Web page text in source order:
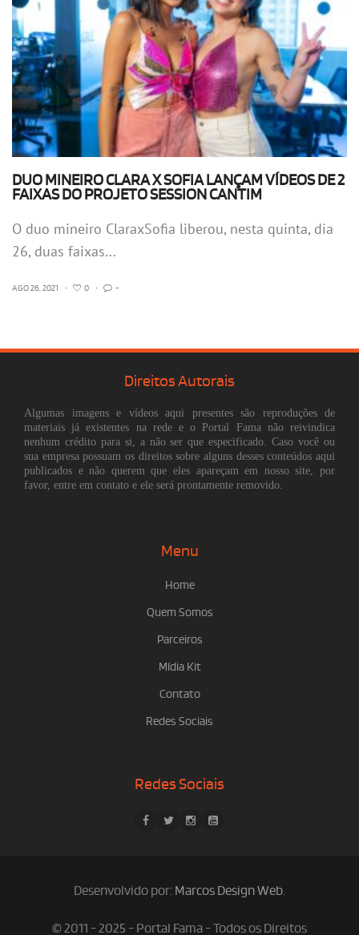
DUO MINEIRO CLARA X SOFIA LANÇAM VÍDEOS DE 2
FAIXAS DO PROJETO SESSION CANTIM
O duo mineiro ClaraxSofia liberou, nesta quinta, dia
26, duas faixas...
AGO 26, 2021 • 0 • -
Direitos Autorais
Algumas imagens e vídeos aqui presentes são reproduções de
materiais já existentes na rede e o Portal Fama não reivindica
nenhum crédito para si, a não ser que especificado. Caso você ou
sua empresa possuam os direitos sobre alguns desses conteúdos aqui
publicados e não querem que eles apareçam em nosso site, por
favor, entre em contato e ele será prontamente removido.
Menu
Home
Quem Somos
Parceiros
Mídia Kit
Contato
Redes Sociais
Redes Sociais
Desenvolvido por: Marcos Design Web.
© 2011 - 2025 - Portal Fama - Todos os Direitos